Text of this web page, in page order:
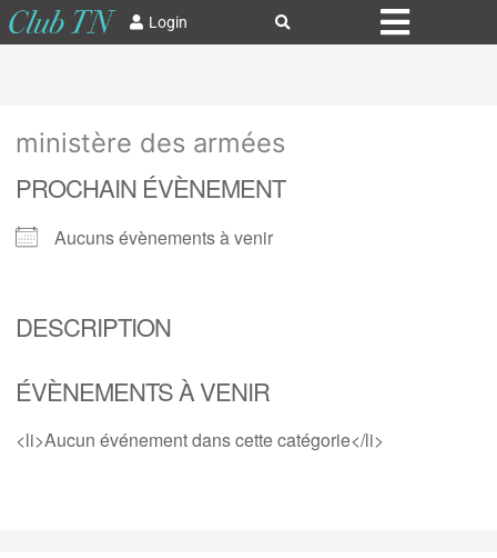
Login
ministère des armées
PROCHAIN ÉVÈNEMENT
Aucuns évènements à venir
DESCRIPTION
ÉVÈNEMENTS À VENIR
<li>Aucun événement dans cette catégorie</li>